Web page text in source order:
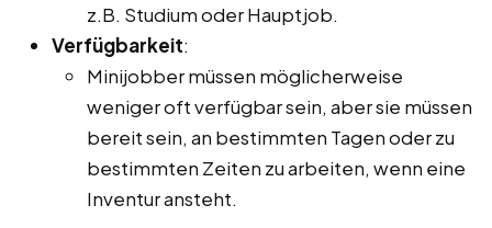
z.B. Studium oder Hauptjob.
Verfügbarkeit:
Minijobber müssen möglicherweise
weniger oft verfügbar sein, aber sie müssen
bereit sein, an bestimmten Tagen oder zu
bestimmten Zeiten zu arbeiten, wenn eine
Inventur ansteht.